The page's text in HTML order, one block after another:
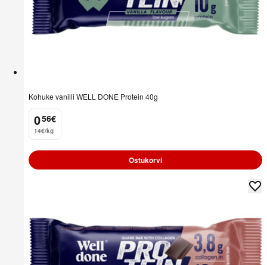
Kohuke vanilli WELL DONE Protein 40g
0
. 56€
14€/kg
Ostukorvi